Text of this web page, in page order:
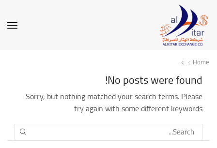
Home
No posts were found!
Sorry, but nothing matched your search terms. Please
try again with some different keywords
SEARCH